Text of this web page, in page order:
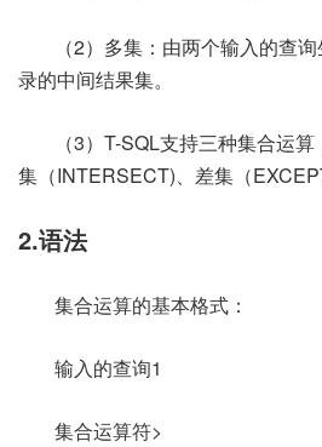
（2）多集：由两个输入的查
录的中间结果集。
（3）T-SQL支持三种集合运
集（INTERSECT)、差集（
2.语法
集合运算的基本格式：
输入的查询1
集合运算符>